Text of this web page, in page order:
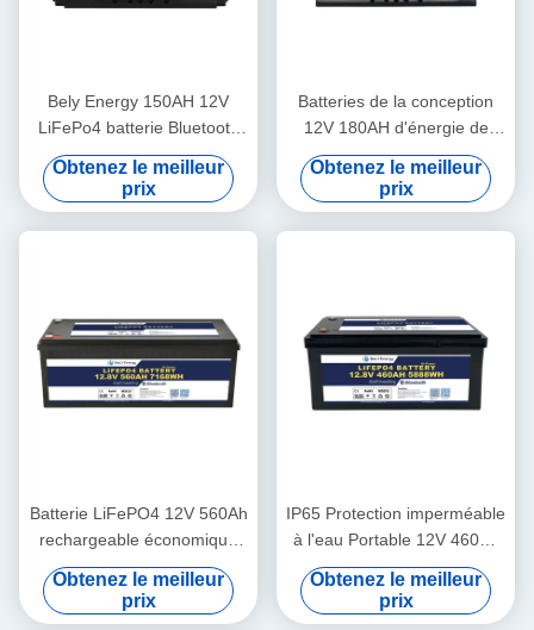
Bely Energy 150AH 12V
LiFePo4 batterie Bluetooth
et auto-chauffage Pour
Yachit médical
Obtenez le meilleur
prix
Batteries de la conception
12V 180AH d'énergie de
Bely les plus défuntes pour
Bluetooth pour la station de
base de stockage de
l'énergie d'UPS rv
Obtenez le meilleur
prix
Batterie LiFePO4 12V 560Ah
rechargeable économique
5000 cycles
Obtenez le meilleur
prix
IP65 Protection imperméable
à l'eau Portable 12V 460Ah
LiFePo4 batterie longue
durée de vie pour camping-
car
Obtenez le meilleur
prix